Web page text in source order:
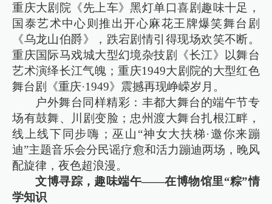
重庆大剧院《先上车》黑灯单口喜剧趣味十足，
国泰艺术中心则推出开心麻花王牌爆笑舞台剧
《乌龙山伯爵》，跌宕剧情引得现场欢笑不断。
重庆国际马戏城大型幻境杂技剧《长江》以舞台
艺术演绎长江气魄；重庆1949大剧院的大型红色
舞台剧《重庆·1949》震撼再现峥嵘岁月。
户外舞台同样精彩：丰都大舞台的端午节专
场有鼓舞、川剧变脸；忠州渡大舞台扎根江畔，
线上线下同步嗨；巫山“神女大扶梯·邀你来蹦
迪”主题音乐会分民谣疗愈和活力蹦迪两场，晚风
配旋律，夜色超浪漫。
文博寻踪，趣味端午——在博物馆里“粽”情
学知识